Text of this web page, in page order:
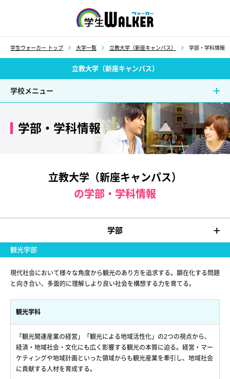
学生ウォーカー トップ 大学一覧 立教大学（新座キャンパス） 学部・学科情報
立教大学（新座キャンパス）
学校メニュー
学部・学科情報
立教大学（新座キャンパス）
の学部・学科情報
学部
観光学部
現代社会において様々な角度から観光のあり方を追求する。顕在化する問題
と向き合い、多面的に理解しより良い社会を構想する力を育てる。
観光学科
「観光関連産業の経営」「観光による地域活性化」の2つの視点から、
経済・地域社会・文化にも広く影響する観光の本質に迫る。経営・マー
ケティングや地域計画といった領域からも観光産業を牽引し、地域社会
に貢献する人材を育成する。